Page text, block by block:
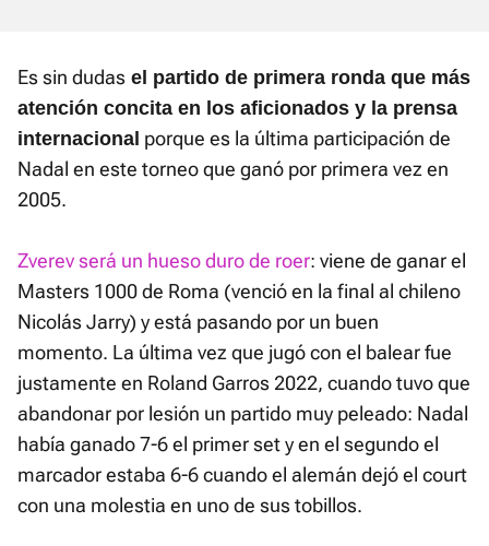
Es sin dudas el partido de primera ronda que más
atención concita en los aficionados y la prensa
internacional porque es la última participación de
Nadal en este torneo que ganó por primera vez en
2005.
Zverev será un hueso duro de roer: viene de ganar el
Masters 1000 de Roma (venció en la final al chileno
Nicolás Jarry) y está pasando por un buen
momento. La última vez que jugó con el balear fue
justamente en Roland Garros 2022, cuando tuvo que
abandonar por lesión un partido muy peleado: Nadal
había ganado 7-6 el primer set y en el segundo el
marcador estaba 6-6 cuando el alemán dejó el court
con una molestia en uno de sus tobillos.